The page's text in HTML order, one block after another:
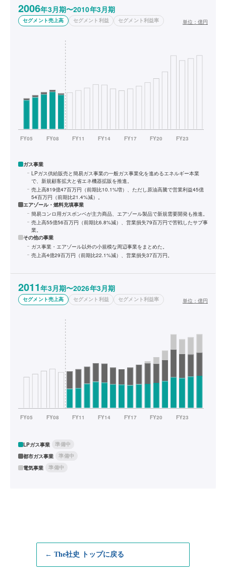
2006年3月期〜2010年3月期
セグメント売上高 セグメント利益 セグメント利益率 単位： 億円
ガス事業
LPガス供給販売と簡易ガス事業の一般ガス事業化を進めるエネルギー本業
で、新規顧客拡大と省エネ機器拡販を推進。
売上高819億47百万円（前期比10.1%増）、ただし原油高騰で営業利益45億
54百万円（前期比21.4%減）。
エアゾール・燃料充填事業
簡易コンロ用ガスボンベが主力商品、エアゾール製品で新規需要開発も推進。
売上高55億56百万円（前期比6.8%減）、営業損失79百万円で苦戦したサブ事
業。
その他の事業
ガス事業・エアゾール以外の小規模な周辺事業をまとめた。
売上高4億29百万円（前期比22.1%減）、営業損失37百万円。
2011年3月期〜2026年3月期
セグメント売上高 セグメント利益 セグメント利益率 単位： 億円
LPガス事業
準備中
都市ガス事業
準備中
電気事業
準備中
← The社史 トップに戻る